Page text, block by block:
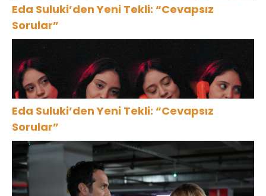
Eda Suluki’den Yeni Tekli: “Cevapsız
Sorular”
Eda Suluki’den Yeni Tekli: “Cevapsız
Sorular”